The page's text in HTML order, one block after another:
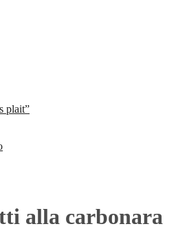
plait”
alla carbonara